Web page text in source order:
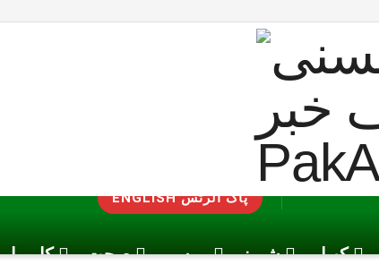
ENGLISH پاک الرٹس
کاروبار صحت موسم شوبز کھیل